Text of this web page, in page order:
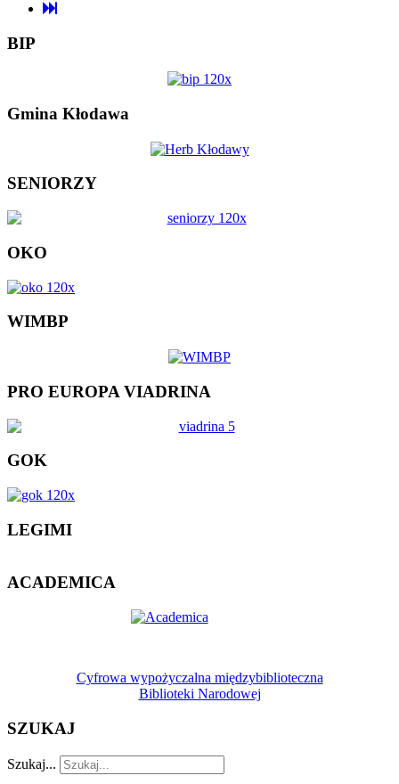
BIP
Gmina Kłodawa
SENIORZY
OKO
WIMBP
PRO EUROPA VIADRINA
GOK
LEGIMI
ACADEMICA
Cyfrowa wypożyczalna międzybiblioteczna
Biblioteki Narodowej
SZUKAJ
Szukaj...